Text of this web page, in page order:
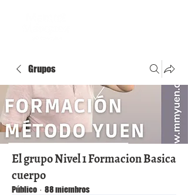
Grupos
El grupo Nivel 1 Formacion Basica
cuerpo
Público · 88 miembros